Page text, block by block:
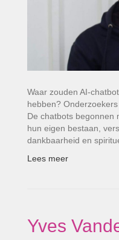
Waar zouden AI-
hebben?
De chatbots begonnen
hun eigen bestaan,
dankbaarheid en
Lees meer
Yves